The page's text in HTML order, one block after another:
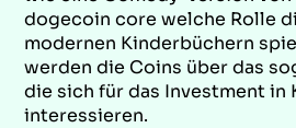
dogecoin core welche Rolle
modernen Kinderbüchern
werden die Coins über das
die sich für das Investment in
interessieren.